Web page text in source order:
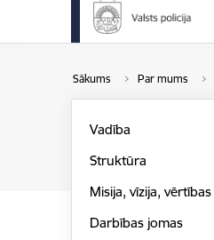
Sākums Par mums
Vadība
Struktūra
Misija, vīzija, vērtības
Darbības jomas